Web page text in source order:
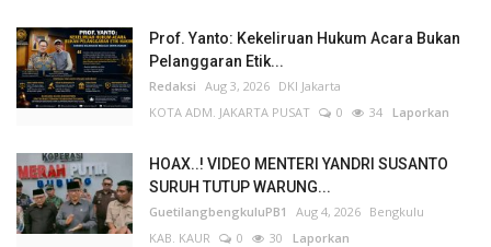
Prof. Yanto: Kekeliruan Hukum Acara Bukan
Pelanggaran Etik...
Redaksi Aug 3, 2026 DKI Jakarta
KOTA ADM. JAKARTA PUSAT
0 34 Laporkan
HOAX..! VIDEO MENTERI YANDRI SUSANTO
SURUH TUTUP WARUNG...
GuetilangbengkuluPB1 Aug 4, 2026 Bengkulu
KAB. KAUR
0 30 Laporkan